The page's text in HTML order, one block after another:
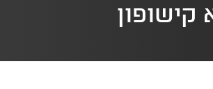
קישופון